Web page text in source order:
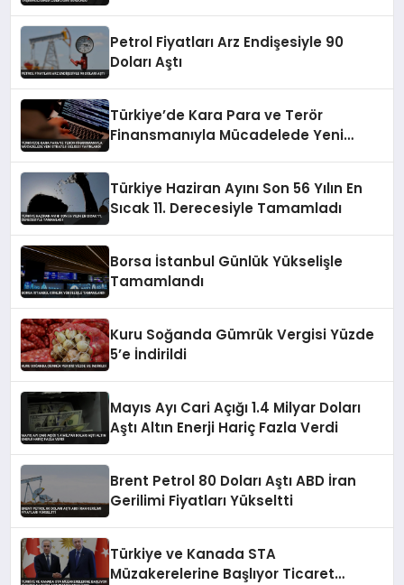
Petrol Fiyatları Arz Endişesiyle 90
Doları Aştı
Türkiye’de Kara Para ve Terör
Finansmanıyla Mücadelede Yeni
Türkiye Haziran Ayını Son 56 Yılın En
Sıcak 11. Derecesiyle Tamamladı
Borsa İstanbul Günlük Yükselişle
Tamamlandı
Kuru Soğanda Gümrük Vergisi Yüzde
5’e İndirildi
Mayıs Ayı Cari Açığı 1.4 Milyar Doları
Aştı Altın Enerji Hariç Fazla Verdi
Brent Petrol 80 Doları Aştı ABD İran
Gerilimi Fiyatları Yükseltti
Türkiye ve Kanada STA
Müzakerelerine Başlıyor Ticaret